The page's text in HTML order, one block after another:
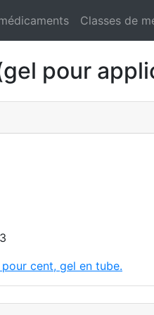
Classes de
pour
cent, gel en tube.